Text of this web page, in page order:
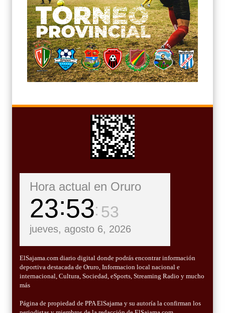
Hora actual en Oruro
23 53 54
jueves, agosto 6, 2026
ElSajama.com diario digital donde podrás encontrar información
deportiva destacada de Oruro, Informacion local nacional e
internacional, Cultura, Sociedad, eSports, Streaming Radio y mucho
más
Página de propiedad de PPA ElSajama y su autoría la confirman los